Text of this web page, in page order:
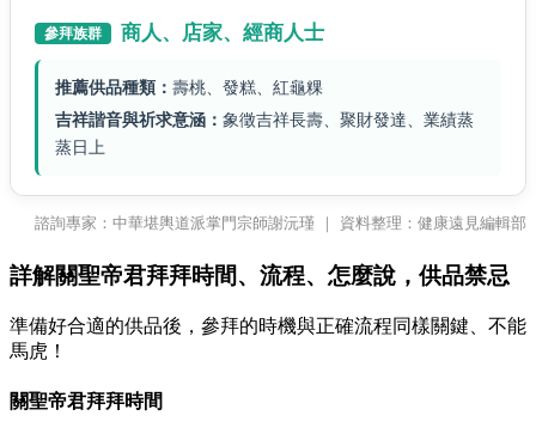
參拜族群 商人、店家、經商人士
推薦供品種類： 壽桃、發糕、紅龜粿
吉祥諧音與祈求意涵： 象徵吉祥長壽、聚財發達、業績蒸
蒸日上
諮詢專家：中華堪輿道派掌門宗師謝沅瑾 ｜ 資料整理：健康遠見編輯部
詳解關聖帝君拜拜時間、流程、怎麼說，供品禁忌
準備好合適的供品後，參拜的時機與正確流程同樣關鍵、不能
馬虎！
關聖帝君拜拜時間